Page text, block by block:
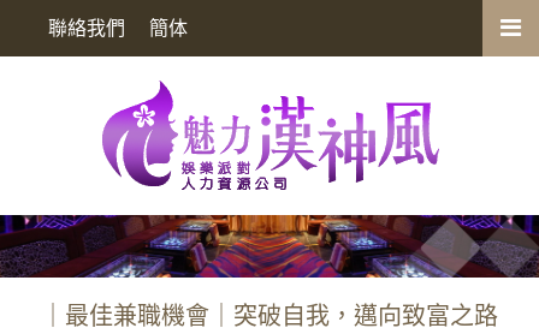
聯絡我們 簡体
｜最佳兼職機會｜突破自我，邁向致富之路